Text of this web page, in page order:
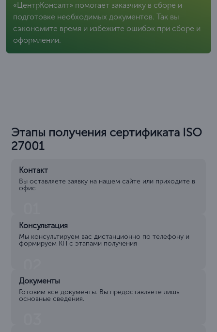
«ЦентрКонсалт» помогает заказчику в сборе и
подготовке необходимых документов. Так вы
сэкономите время и избежите ошибок при сборе и
оформлении.
Этапы получения сертификата ISO
27001
Контакт
Вы оставляете заявку на нашем сайте или приходите в
офис
Консультация
Мы консультируем вас дистанционно по телефону и
формируем КП с этапами получения
Документы
Готовим все документы. Вы предоставляете лишь
основные сведения.